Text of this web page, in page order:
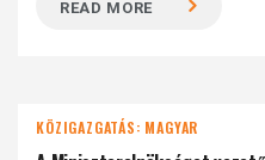
READ MORE
KÖZIGAZGATÁS: MAGYAR